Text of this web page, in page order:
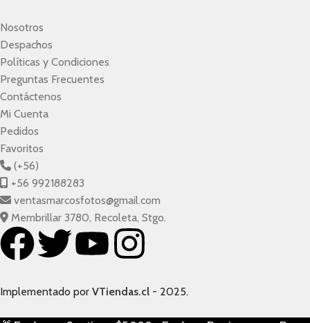
Nosotros
Despachos
Políticas y Condiciones
Preguntas Frecuentes
Contáctenos
Mi Cuenta
Pedidos
Favoritos
(+56)
+56 992188283
ventasmarcosfotos@gmail.com
Membrillar 3780, Recoleta, Stgo.
Implementado por VTiendas.cl - 2025.